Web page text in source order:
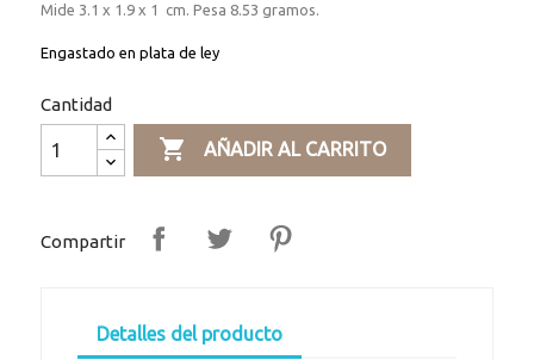
Mide 3.1 x 1.9 x 1 cm. Pesa 8.53 gramos.
Engastado en plata de ley
Cantidad
 AÑADIR AL CARRITO
Compartir
Detalles del producto